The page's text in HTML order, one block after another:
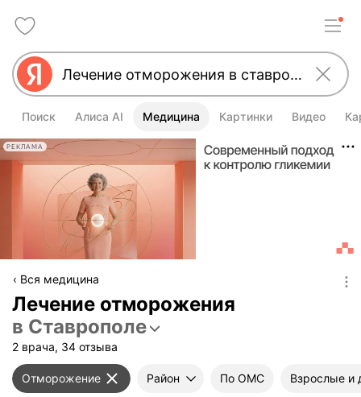
Поиск Алиса AI Медицина Картинки Видео
РЕКЛАМА
Вся медицина
Лечение отморожения
в Ставрополе
2 врача, 34 отзыва
Отморожение Район По ОМС Взрослые и